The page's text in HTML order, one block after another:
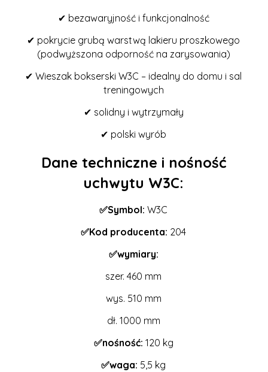
✔ bezawaryjność i funkcjonalność
✔ pokrycie grubą warstwą lakieru proszkowego
(podwyższona odporność na zarysowania)
✔ Wieszak bokserski W3C – idealny do domu i sal
treningowych
✔ solidny i wytrzymały
✔ polski wyrób
Dane techniczne i nośność
uchwytu W3C:
✅Symbol: W3C
✅Kod producenta: 204
✅wymiary:
szer. 460 mm
wys. 510 mm
dł. 1000 mm
✅nośność: 120 kg
✅waga: 5,5 kg